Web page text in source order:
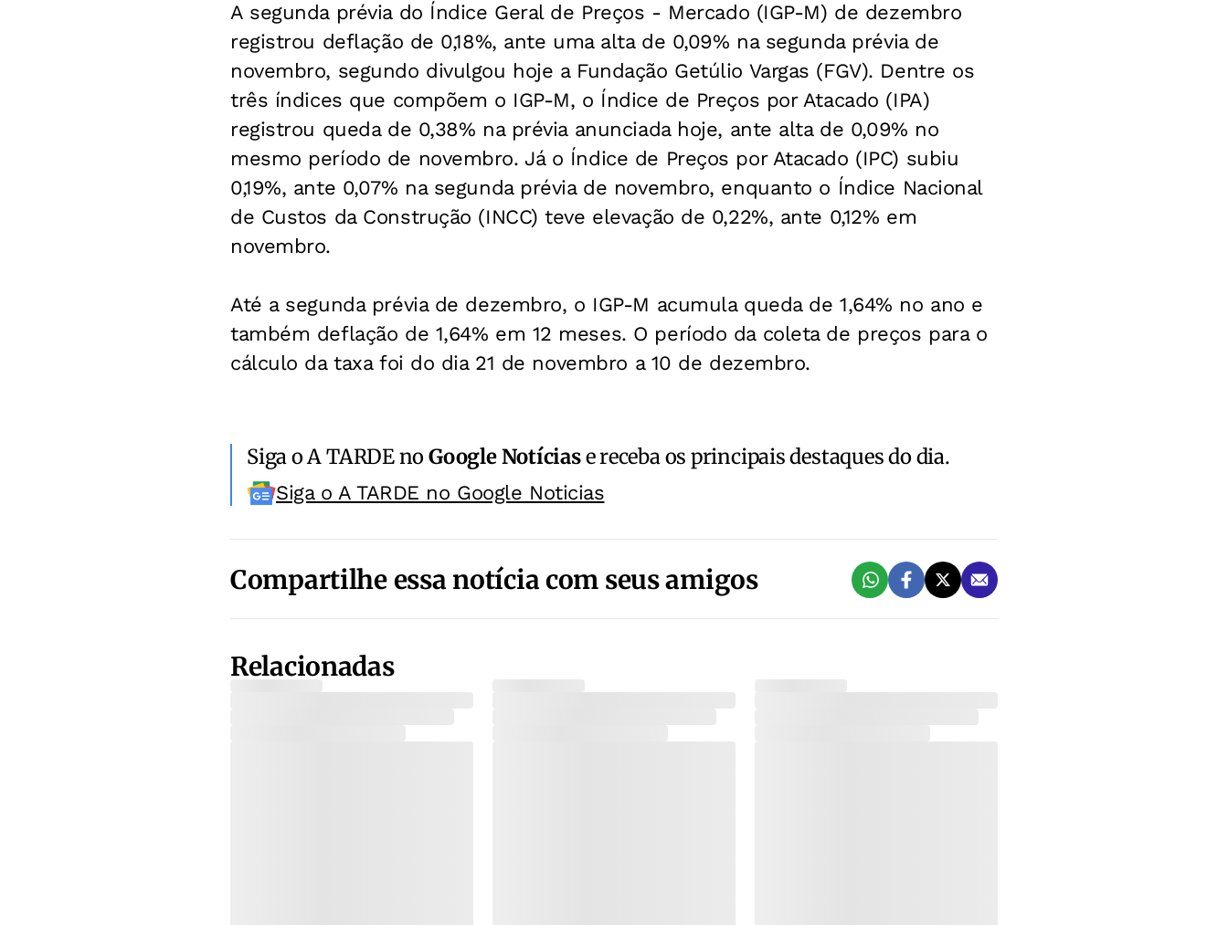
A segunda prévia do Índice Geral de Preços - Mercado (IGP-M) de dezembro
registrou deflação de 0,18%, ante uma alta de 0,09% na segunda prévia de
novembro, segundo divulgou hoje a Fundação Getúlio Vargas (FGV). Dentre os
três índices que compõem o IGP-M, o Índice de Preços por Atacado (IPA)
registrou queda de 0,38% na prévia anunciada hoje, ante alta de 0,09% no
mesmo período de novembro. Já o Índice de Preços por Atacado (IPC) subiu
0,19%, ante 0,07% na segunda prévia de novembro, enquanto o Índice Nacional
de Custos da Construção (INCC) teve elevação de 0,22%, ante 0,12% em
novembro.
Até a segunda prévia de dezembro, o IGP-M acumula queda de 1,64% no ano e
também deflação de 1,64% em 12 meses. O período da coleta de preços para o
cálculo da taxa foi do dia 21 de novembro a 10 de dezembro.
Siga o A TARDE noGoogle Notíciase receba os principais destaques do dia.
Siga o A TARDE no Google Noticias
Compartilhe essa notícia com seus amigos
Relacionadas